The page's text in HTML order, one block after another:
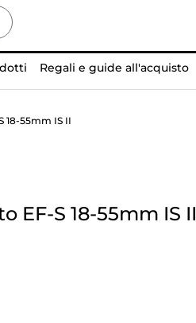
Regali e guide all'acquisto
18-55mm IS II
EF-S 18-55mm IS II